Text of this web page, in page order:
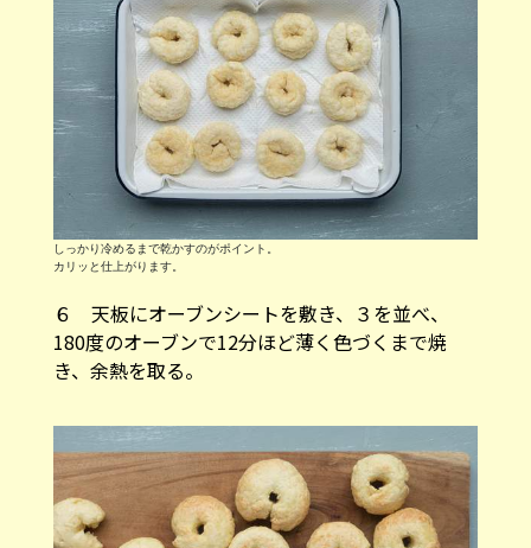
しっかり冷めるまで乾かすのがポイント。
カリッと仕上がります。
６ 天板にオーブンシートを敷き、３を並べ、
180度のオーブンで12分ほど薄く色づくまで焼
き、余熱を取る。